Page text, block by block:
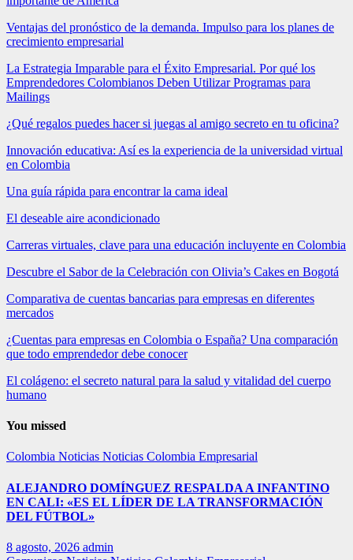
Ventajas del pronóstico de la demanda. Impulso para los planes de
crecimiento empresarial
La Estrategia Imparable para el Éxito Empresarial. Por qué los
Emprendedores Colombianos Deben Utilizar Programas para
Mailings
¿Qué regalos puedes hacer si juegas al amigo secreto en tu oficina?
Innovación educativa: Así es la experiencia de la universidad virtual
en Colombia
Una guía rápida para encontrar la cama ideal
El deseable aire acondicionado
Carreras virtuales, clave para una educación incluyente en Colombia
Descubre el Sabor de la Celebración con Olivia’s Cakes en Bogotá
Comparativa de cuentas bancarias para empresas en diferentes
mercados
¿Cuentas para empresas en Colombia o España? Una comparación
que todo emprendedor debe conocer
El colágeno: el secreto natural para la salud y vitalidad del cuerpo
humano
You missed
Colombia Noticias Noticias Colombia Empresarial
ALEJANDRO DOMÍNGUEZ RESPALDA A INFANTINO
EN CALI: «ES EL LÍDER DE LA TRANSFORMACIÓN
DEL FÚTBOL»
8 agosto, 2026 admin